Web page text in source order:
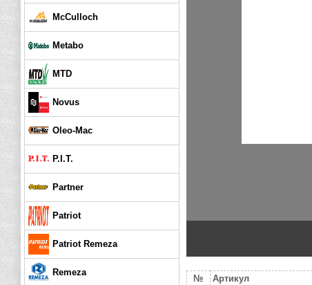
McCulloch
Metabo
MTD
Novus
Oleo-Mac
P.I.T.
Partner
Patriot
Patriot Remeza
Remeza
№ Артикул